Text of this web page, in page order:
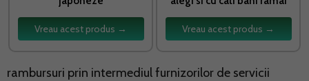
Vreau acest produs → Vreau acest produs →
rambursuri prin intermediul furnizorilor de servicii